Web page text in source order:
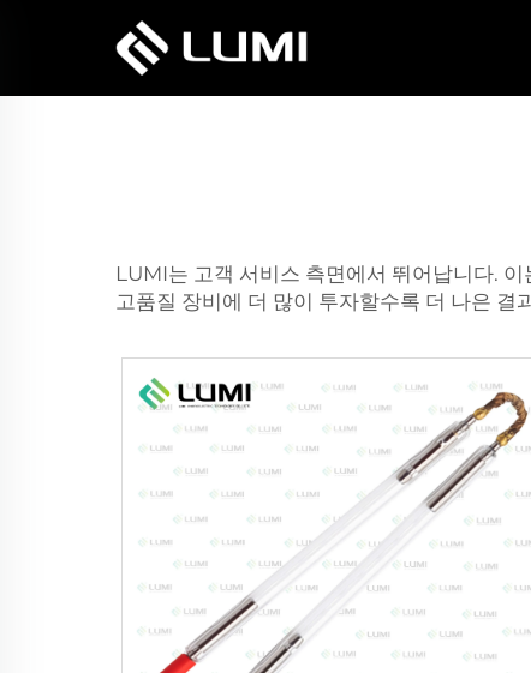
LUMI는 고객 서비스 측면에서 뛰어납니다.
고품질 장비에 더 많이 투자할수록 더 나은